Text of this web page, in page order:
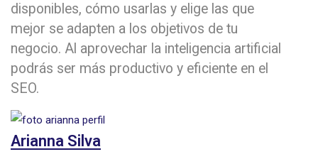
disponibles, cómo usarlas y elige las que
mejor se adapten a los objetivos de tu
negocio. Al aprovechar la inteligencia artificial
podrás ser más productivo y eficiente en el
SEO.
Arianna Silva